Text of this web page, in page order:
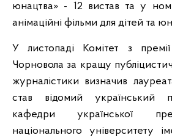
юнацтва» - 12 вистав та у
анімаційні фільми для дітей та
У листопаді Комітет з премії
Чорновола за кращу
журналістики визначив
став відомий український
кафедри української
національного університету